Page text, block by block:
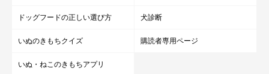
ドッグフードの正しい選び方 犬診断
いぬのきもちクイズ 購読者専用ページ
いぬ・ねこのきもちアプリ